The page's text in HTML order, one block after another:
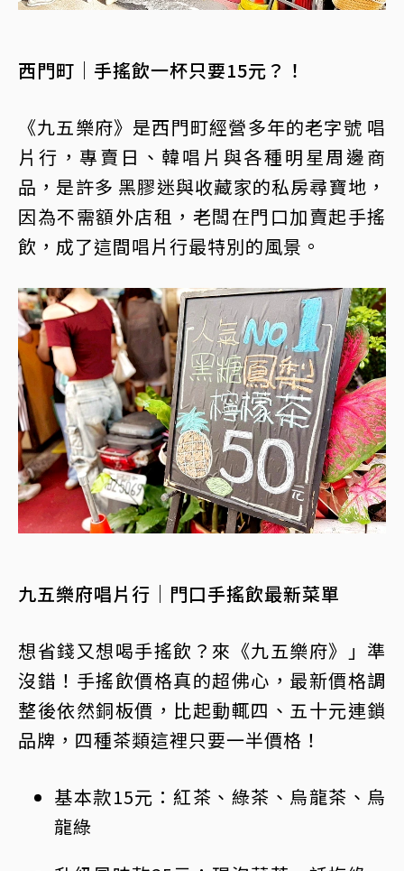
西門町｜手搖飲一杯只要15元？！
《九五樂府》是西門町經營多年的老字號 唱
片行，專賣日、韓唱片與各種明星周邊商
品，是許多 黑膠迷與收藏家的私房尋寶地，
因為不需額外店租，老闆在門口加賣起手搖
飲，成了這間唱片行最特別的風景。
九五樂府唱片行｜門口手搖飲最新菜單
想省錢又想喝手搖飲？來《九五樂府》」準
沒錯！手搖飲價格真的超佛心，最新價格調
整後依然銅板價，比起動輒四、五十元連鎖
品牌，四種茶類這裡只要一半價格！
基本款15元：紅茶、綠茶、烏龍茶、烏
龍綠